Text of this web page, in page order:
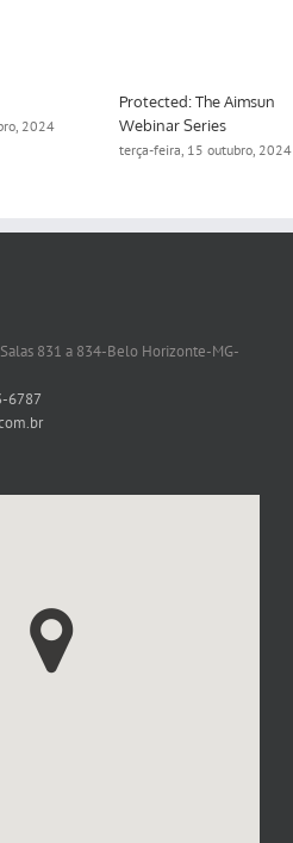
2024
Protected: The Aimsun
Webinar Series
terça-feira, 15 outubro, 2024
Salas 831 a 834-Belo Horizonte-MG-
6787